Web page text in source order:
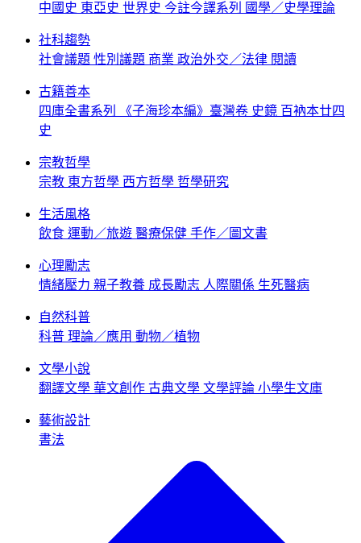
中國史 東亞史 世界史 今註今譯系列 國學／史學理論
社科趨勢
社會議題 性別議題 商業 政治外交／法律 閱讀
古籍善本
四庫全書系列
《子海珍本編》臺灣卷 史鏡 百衲本廿四
史
宗教哲學
宗教 東方哲學 西方哲學 哲學研究
生活風格
飲食 運動／旅遊 醫療保健 手作／圖文書
心理勵志
情緒壓力 親子教養 成長勵志 人際關係 生死醫病
自然科普
科普 理論／應用 動物／植物
文學小說
翻譯文學 華文創作 古典文學 文學評論 小學生文庫
藝術設計
書法